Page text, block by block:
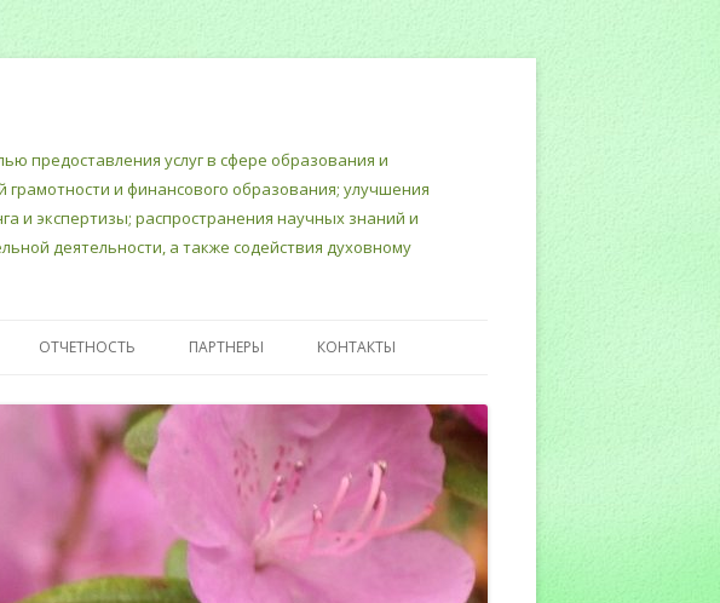
предоставления услуг в сфере образования и
грамотности и финансового образования; улучшения
и экспертизы; распространения научных знаний и
деятельности, а также содействия духовному
МАМ»
ШКОЛЬНЫХ
ПСИХОЛОГОВ
УЧИТЕЛЕЙ-
ОТЧЕТНОСТЬ
ГОДОВОЙ БУХГАЛТЕРСКИЙ
ОТЧЕТ
ОТЧЕТНОСТЬ В МИНЮСТИЦИИ
ОТЗЫВЫ
ПАРТНЕРЫ КОНТАКТЫ